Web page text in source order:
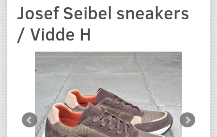
Josef Seibel sneakers
/ Vidde H